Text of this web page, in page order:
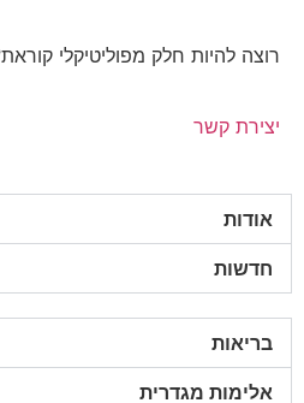
רוצה להיות חלק מפוליטיקלי קוראת?
יצירת קשר
אודות
חדשות
בריאות
אלימות מגדרית